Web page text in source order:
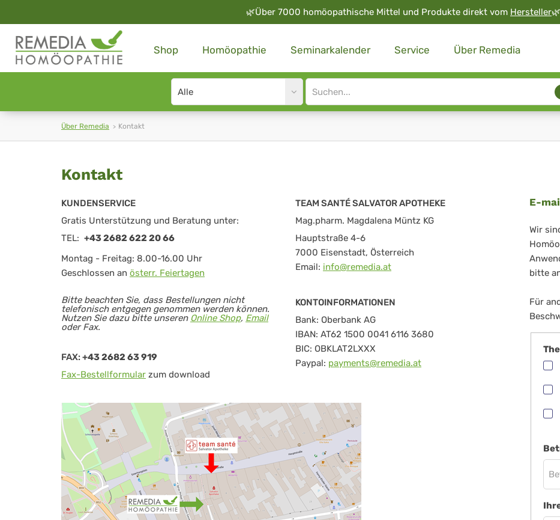
🌿Über 7000 homöopathische Mittel und Produkte direkt vom Hersteller🌿
Shop Homöopathie Seminarkalender Service Über Remedia
Search
type
Site
search
Über Remedia Kontakt
Kontakt
KUNDENSERVICE
Gratis Unterstützung und Beratung unter:
TEL: +43 2682 622 20 66
Montag - Freitag: 8.00-16.00 Uhr
Geschlossen an österr. Feiertagen
Bitte beachten Sie, dass Bestellungen nicht
telefonisch entgegen genommen werden können.
Nutzen Sie dazu bitte unseren Online Shop, Email
oder Fax.
FAX:+43 2682 63 919
Fax-Bestellformular zum download
TEAM SANTÉ SALVATOR APOTHEKE
Mag.pharm. Magdalena Müntz KG
Hauptstraße 4-6
7000 Eisenstadt, Österreich
Email: info@remedia.at
KONTOINFORMATIONEN
Bank: Oberbank AG
IBAN: AT62 1500 0041 6116 3680
BIC: OBKLAT2LXXX
Paypal: payments@remedia.at
E-
Wir
bitte
Für